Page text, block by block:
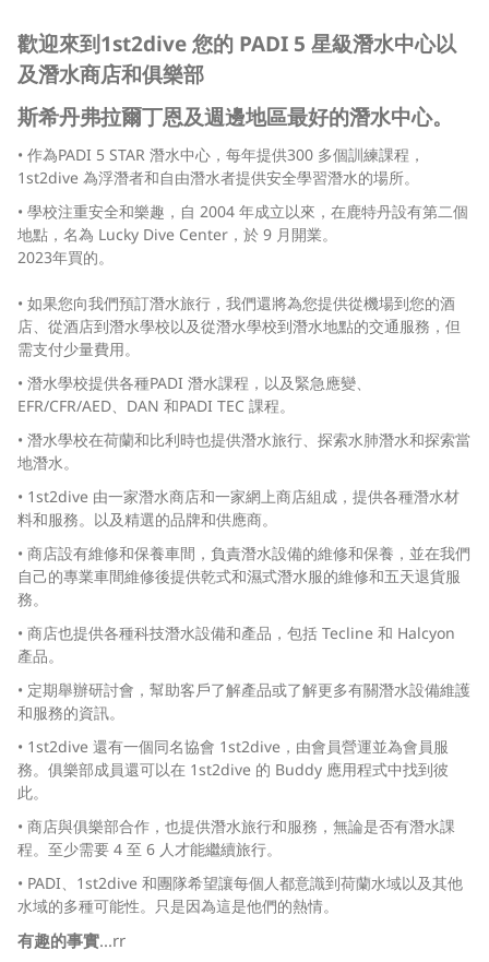
歡迎來到1st2dive 您的 PADI 5 星級潛水中心以
及潛水商店和俱樂部
斯希丹弗拉爾丁恩及週邊地區最好的潛水中心。
• 作為PADI 5 STAR 潛水中心，每年提供300 多個訓練課程，
1st2dive 為浮潛者和自由潛水者提供安全學習潛水的場所。
• 學校注重安全和樂趣，自 2004 年成立以來，在鹿特丹設有第二個
地點，名為 Lucky Dive Center，於 9 月開業。
2023年買的。
• 如果您向我們預訂潛水旅行，我們還將為您提供從機場到您的酒
店、從酒店到潛水學校以及從潛水學校到潛水地點的交通服務，但
需支付少量費用。
• 潛水學校提供各種PADI 潛水課程，以及緊急應變、
EFR/CFR/AED、DAN 和PADI TEC 課程。
• 潛水學校在荷蘭和比利時也提供潛水旅行、探索水肺潛水和探索當
地潛水。
• 1st2dive 由一家潛水商店和一家網上商店組成，提供各種潛水材
料和服務。以及精選的品牌和供應商。
• 商店設有維修和保養車間，負責潛水設備的維修和保養，並在我們
自己的專業車間維修後提供乾式和濕式潛水服的維修和五天退貨服
務。
• 商店也提供各種科技潛水設備和產品，包括 Tecline 和 Halcyon
產品。
• 定期舉辦研討會，幫助客戶了解產品或了解更多有關潛水設備維護
和服務的資訊。
• 1st2dive 還有一個同名協會 1st2dive，由會員營運並為會員服
務。俱樂部成員還可以在 1st2dive 的 Buddy 應用程式中找到彼
此。
• 商店與俱樂部合作，也提供潛水旅行和服務，無論是否有潛水課
程。至少需要 4 至 6 人才能繼續旅行。
• PADI、1st2dive 和團隊希望讓每個人都意識到荷蘭水域以及其他
水域的多種可能性。只是因為這是他們的熱情。
有趣的事實...rr